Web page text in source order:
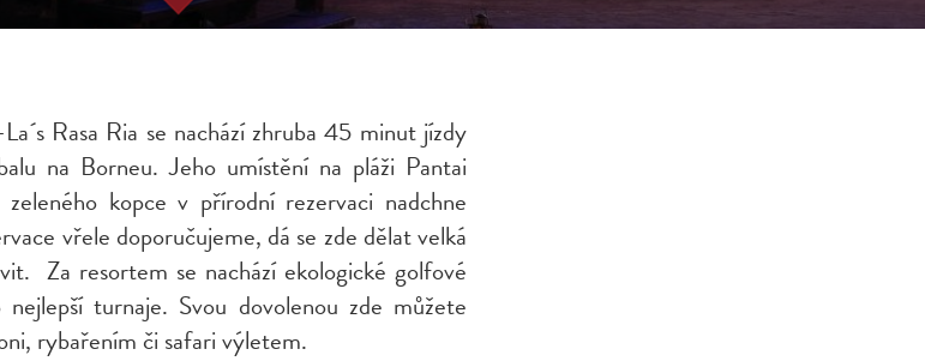
Rasa Ria se nachází zhruba 45 minut jízdy
na Borneu. Jeho umístění na pláži Pantai
kopce v přírodní rezervaci nadchne
vřele doporučujeme, dá se zde dělat velká
Za resortem se nachází ekologické golfové
turnaje. Svou dovolenou zde můžete
rybařením či safari výletem.